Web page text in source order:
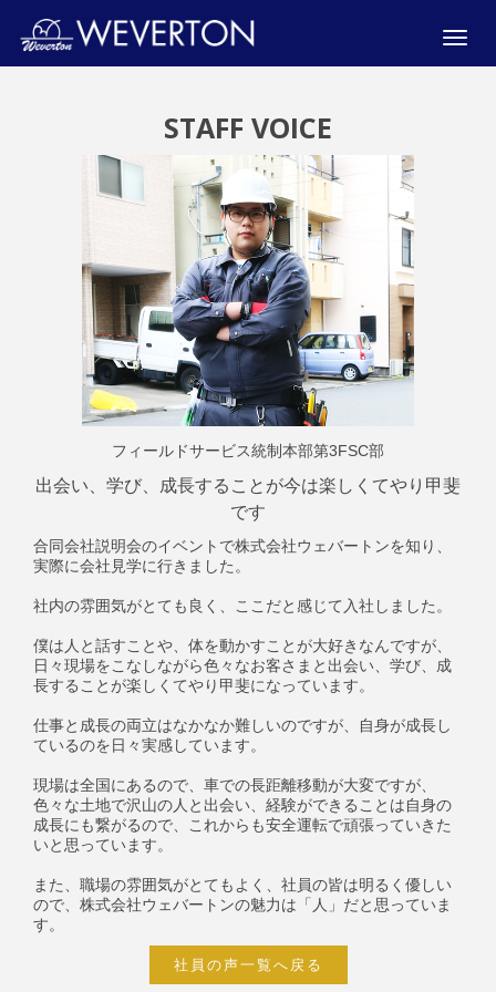
Toggle
STAFF VOICE
フィールドサービス統制本部第3FSC部
出会い、学び、成長することが今は楽しくてやり甲斐
です
合同会社説明会のイベントで株式会社ウェバートンを知り、
実際に会社見学に行きました。
社内の雰囲気がとても良く、ここだと感じて入社しました。
僕は人と話すことや、体を動かすことが大好きなんですが、
日々現場をこなしながら色々なお客さまと出会い、学び、成
長することが楽しくてやり甲斐になっています。
仕事と成長の両立はなかなか難しいのですが、自身が成長し
ているのを日々実感しています。
現場は全国にあるので、車での長距離移動が大変ですが、
色々な土地で沢山の人と出会い、経験ができることは自身の
成長にも繋がるので、これからも安全運転で頑張っていきた
いと思っています。
また、職場の雰囲気がとてもよく、社員の皆は明るく優しい
ので、株式会社ウェバートンの魅力は「人」だと思っていま
す。
社員の声一覧へ戻る